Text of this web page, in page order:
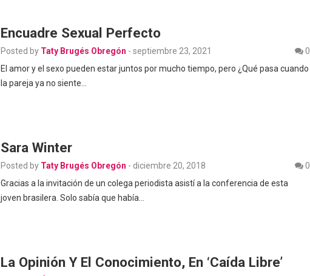
Encuadre Sexual Perfecto
Posted by Taty Brugés Obregón - septiembre 23, 2021
0
El amor y el sexo pueden estar juntos por mucho tiempo, pero ¿Qué pasa cuando
la pareja ya no siente…
Sara Winter
Posted by Taty Brugés Obregón - diciembre 20, 2018
0
Gracias a la invitación de un colega periodista asistí a la conferencia de esta
joven brasilera. Solo sabía que había…
La Opinión Y El Conocimiento, En ‘caída Libre’